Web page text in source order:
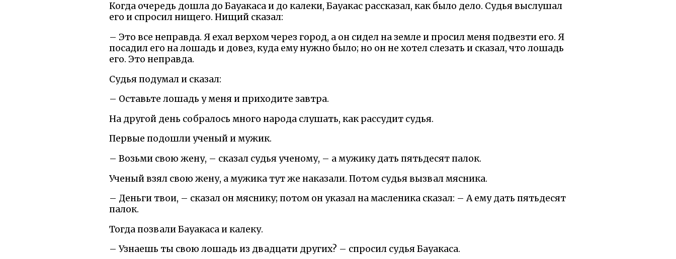
Когда очередь дошла до Бауакаса и до калеки, Бауакас рассказал, как было дело. Судья выслушал
его и спросил нищего. Нищий сказал:
– Это все неправда. Я ехал верхом через город, а он сидел на земле и просил меня подвезти его. Я
посадил его на лошадь и довез, куда ему нужно было; но он не хотел слезать и сказал, что лошадь
его. Это неправда.
Судья подумал и сказал:
– Оставьте лошадь у меня и приходите завтра.
На другой день собралось много народа слушать, как рассудит судья.
Первые подошли ученый и мужик.
– Возьми свою жену, – сказал судья ученому, – а мужику дать пятьдесят палок.
Ученый взял свою жену, а мужика тут же наказали. Потом судья вызвал мясника.
– Деньги твои, – сказал он мяснику; потом он указал на масленика сказал: – А ему дать пятьдесят
палок.
Тогда позвали Бауакаса и калеку.
– Узнаешь ты свою лошадь из двадцати других? – спросил судья Бауакаса.